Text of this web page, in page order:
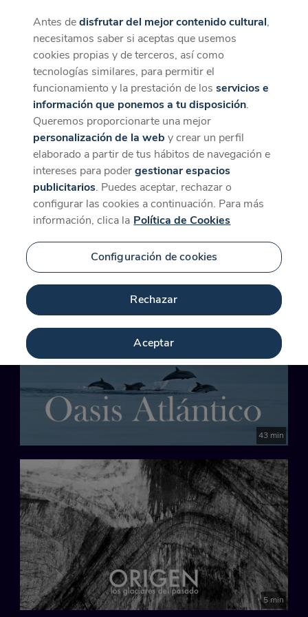
CaixaForum+
La mejor experiencia desde la App
Descargar
Contenido relacionado
para 'Time Line'
60 min
43 min
5 min
Antes dedisfrutar del mejor contenido cultural,
necesitamos saber si aceptas que usemos
cookies propias y de terceros, así como
tecnologías similares, para permitir el
funcionamiento y la prestación de losservicios e
información que ponemos a tu disposición.
Queremos proporcionarte una mejor
personalización de la web y crear un perfil
elaborado a partir de tus hábitos de navegación e
intereses para podergestionar espacios
publicitarios. Puedes aceptar, rechazar o
configurar las cookies a continuación. Para más
información, clica la Política de Cookies
Configuración de cookies
Rechazar
Aceptar